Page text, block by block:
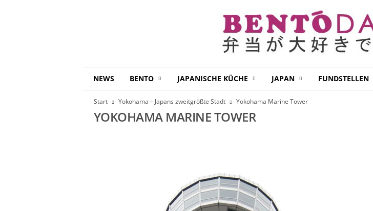
NEWS BENTO JAPANISCHE KÜCHE JAPAN FUNDSTELLEN
Start Yokohama – Japans zweitgrößte Stadt Yokohama Marine Tower
YOKOHAMA MARINE TOWER